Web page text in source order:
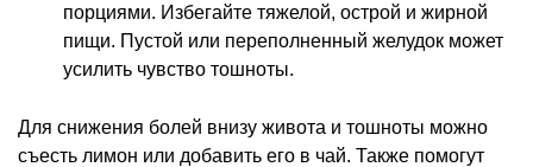
порциями. Избегайте тяжелой, острой и жирной
пищи. Пустой или переполненный желудок может
усилить чувство тошноты.
Для снижения болей внизу живота и тошноты можно
съесть лимон или добавить его в чай. Также помогут